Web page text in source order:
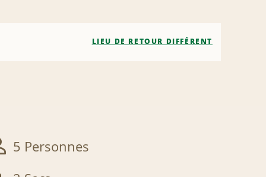
LIEU DE RETOUR DIFFÉRENT
5 Personnes